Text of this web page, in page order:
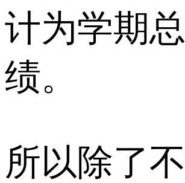
计为学期
绩。
所以除了